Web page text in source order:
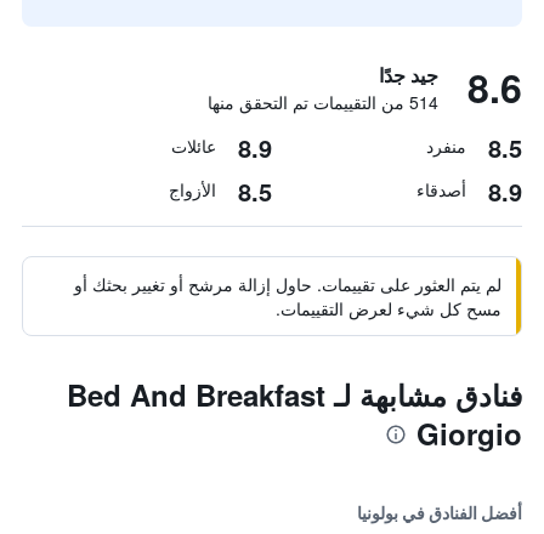
8.6 جيد جدًا
514 من التقييمات تم التحقق منها
8.5 منفرد 8.9 عائلات
8.9 أصدقاء 8.5 الأزواج
لم يتم العثور على تقييمات. حاول إزالة مرشح أو تغيير بحثك أو
مسح كل شيء لعرض التقييمات.
فنادق مشابهة لـ Bed And Breakfast
Giorgio
أفضل الفنادق في بولونيا